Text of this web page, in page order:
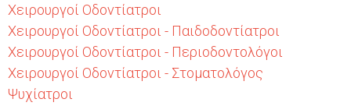
Χειρουργοί Οδοντίατροι
Χειρουργοί Οδοντίατροι - Παιδοδοντίατροι
Χειρουργοί Οδοντίατροι - Περιοδοντολόγοι
Χειρουργοί Οδοντίατροι - Στοματολόγος
Ψυχίατροι